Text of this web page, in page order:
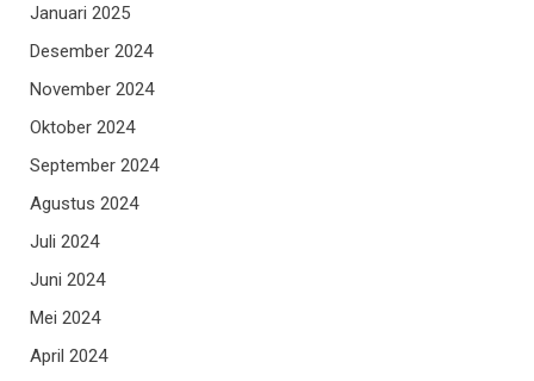
Januari 2025
Desember 2024
November 2024
Oktober 2024
September 2024
Agustus 2024
Juli 2024
Juni 2024
Mei 2024
April 2024